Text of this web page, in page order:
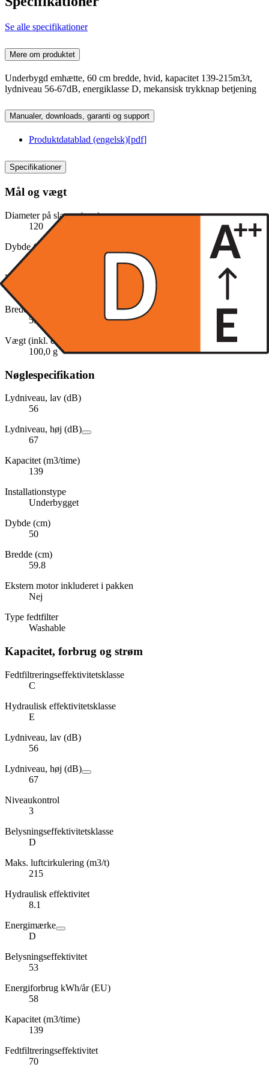
Se alle specifikationer
Mere om produktet
Underbygd emhætte, 60 cm bredde, hvid, kapacitet 139-215m3/t,
lydniveau 56-67dB, energiklasse D, mekansisk trykknap betjening
Manualer, downloads, garanti og support
Produktdatablad (engelsk)[pdf]
Specifikationer
Mål og vægt
Diameter på slange (mm)
120
Dybde (cm)
50
Vægt (kg)
Bredde (cm)
59.8
Vægt (inkl. emballage)
100,0 g
Nøglespecifikation
Lydniveau, lav (dB)
56
Lydniveau, høj (dB)
67
Kapacitet (m3/time)
139
Installationstype
Underbygget
Dybde (cm)
50
Bredde (cm)
59.8
Ekstern motor inkluderet i pakken
Nej
Type fedtfilter
Washable
Kapacitet, forbrug og strøm
Fedtfiltreringseffektivitetsklasse
C
Hydraulisk effektivitetsklasse
E
Lydniveau, lav (dB)
56
Lydniveau, høj (dB)
67
Niveaukontrol
3
Belysningseffektivitetsklasse
D
Maks. luftcirkulering (m3/t)
215
Hydraulisk effektivitet
8.1
Energimærke
D
Belysningseffektivitet
53
Energiforbrug kWh/år (EU)
58
Kapacitet (m3/time)
139
Fedtfiltreringseffektivitet
70